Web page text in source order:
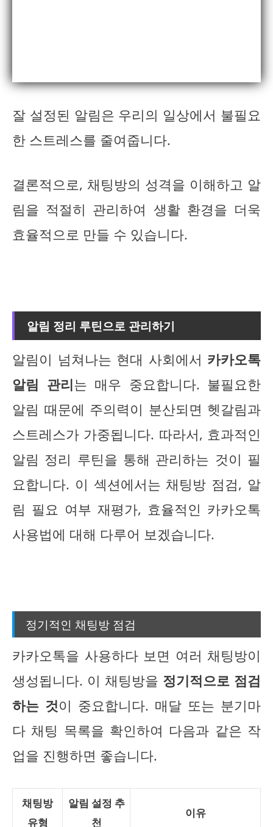
잘 설정된 알림은 우리의 일상에서 불필요
한 스트레스를 줄여줍니다.
결론적으로, 채팅방의 성격을 이해하고 알
림을 적절히 관리하여 생활 환경을 더욱
효율적으로 만들 수 있습니다.
알림 정리 루틴으로 관리하기
알림이 넘쳐나는 현대 사회에서 카카오톡
알림 관리는 매우 중요합니다. 불필요한
알림 때문에 주의력이 분산되면 헷갈림과
스트레스가 가중됩니다. 따라서, 효과적인
알림 정리 루틴을 통해 관리하는 것이 필
요합니다. 이 섹션에서는 채팅방 점검, 알
림 필요 여부 재평가, 효율적인 카카오톡
사용법에 대해 다루어 보겠습니다.
정기적인 채팅방 점검
카카오톡을 사용하다 보면 여러 채팅방이
생성됩니다. 이 채팅방을 정기적으로 점검
하는 것이 중요합니다. 매달 또는 분기마
다 채팅 목록을 확인하여 다음과 같은 작
업을 진행하면 좋습니다.
채팅방
유형
알림 설정 추
천
이유